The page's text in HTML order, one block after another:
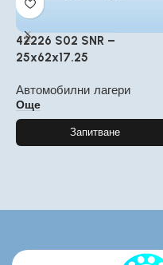
42226 S02 SNR –
25x62x17.25
Автомобилни лагери
Още
Запитване